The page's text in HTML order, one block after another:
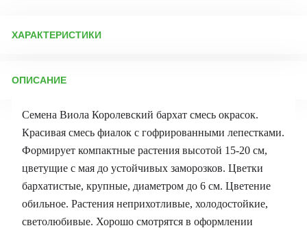
ХАРАКТЕРИСТИКИ
Бренд товара:
Срок отправки:ежедневно
ОПИСАНИЕ
Семена Виола Королевский бархат смесь окрасок.
Красивая смесь фиалок с гофрированными лепестками.
Формирует компактные растения высотой 15-20 см,
цветущие с мая до устойчивых заморозков. Цветки
бархатистые, крупные, диаметром до 6 см. Цветение
обильное. Растения неприхотливые, холодостойкие,
светолюбивые. Хорошо смотрятся в оформлении